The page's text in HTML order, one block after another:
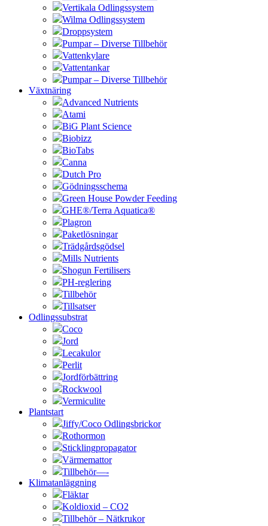
Vertikala Odlingssystem
Wilma Odlingssystem
Droppsystem
Pumpar – Diverse Tillbehör
Vattenkylare
Vattentankar
Pumpar – Diverse Tillbehör
Växtnäring
Advanced Nutrients
Atami
BiG Plant Science
Biobizz
BioTabs
Canna
Dutch Pro
Gödningsschema
Green House Powder Feeding
GHE®/Terra Aquatica®
Plagron
Paketlösningar
Trädgårdsgödsel
Mills Nutrients
Shogun Fertilisers
PH-reglering
Tillbehör
Tillsatser
Odlingssubstrat
Coco
Jord
Lecakulor
Perlit
Jordförbättring
Rockwool
Vermiculite
Plantstart
Jiffy/Coco Odlingsbrickor
Rothormon
Sticklingpropagator
Värmemattor
Tillbehör—-
Klimatanläggning
Fläktar
Koldioxid – CO2
Tillbehör – Nätkrukor